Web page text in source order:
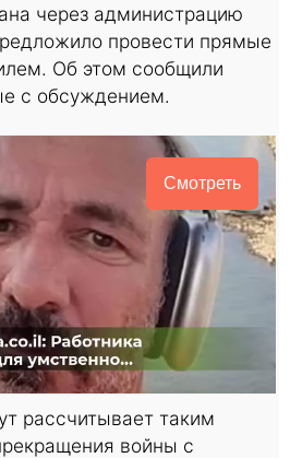
через администрацию
провести прямые
Об этом сообщили
с обсуждением.
Смотреть
рассчитывает таким
войны с